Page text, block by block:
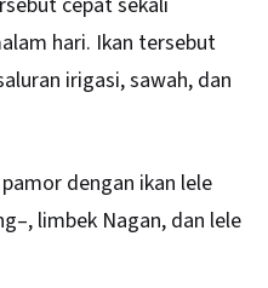
hari. Ikan tersebut
irigasi, sawah, dan
dengan ikan lele
limbek Nagan, dan lele